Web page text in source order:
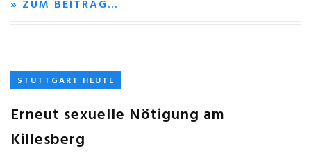
» ZUM BEITRAG…
STUTTGART HEUTE
Erneut sexuelle Nötigung am
Killesberg